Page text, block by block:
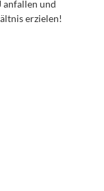
anfallen und
erzielen!